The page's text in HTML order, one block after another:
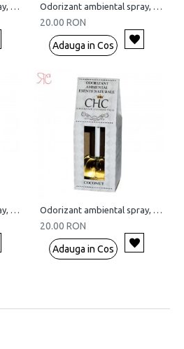
Odorizant ambiental spray, Fresh, 15 ml Odorizant ambiental spray, Red Opium, 15 ml
20.00 RON
Adauga in Cos
Odorizant ambiental spray, Vanilla, 15 ml Odorizant ambiental spray, Coconut, 15 ml
20.00 RON
Adauga in Cos